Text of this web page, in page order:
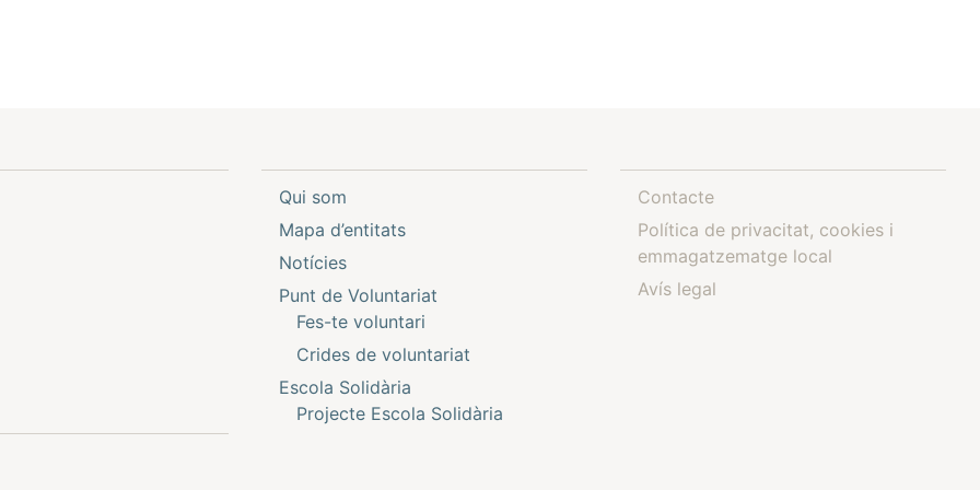
Qui som
Mapa d’entitats
Notícies
Punt de Voluntariat
Fes-te voluntari
Crides de voluntariat
Escola Solidària
Projecte Escola Solidària
Contacte
Política de privacitat, cookies i
emmagatzematge local
Avís legal